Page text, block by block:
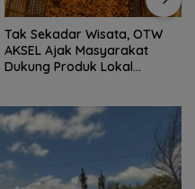
Tak Sekadar Wisata, OTW
AKSEL Ajak Masyarakat
Dukung Produk Lokal